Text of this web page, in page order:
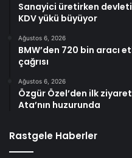
Sanayici üretirken
KDV yükü büyüyor
Ağustos 6, 2026
BMW’den 720 bin aracı
çağrısı
Ağustos 6, 2026
Özgür Özel’den ilk
Ata’nın huzurunda
Rastgele Haberler